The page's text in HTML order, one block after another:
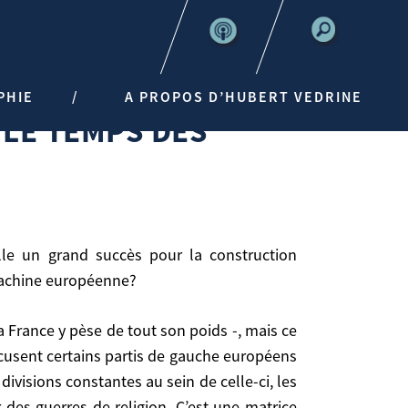
A PROPOS D’HUBERT VEDRINE
TEMPS DES
européenne?
certains partis de gauche européens
constantes au sein de celle-ci, les